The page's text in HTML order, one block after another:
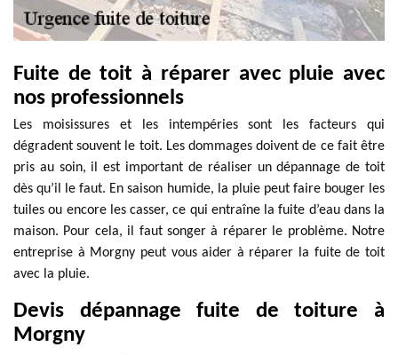
Fuite de toit à réparer avec pluie avec
nos professionnels
Les moisissures et les intempéries sont les facteurs qui
dégradent souvent le toit. Les dommages doivent de ce fait être
pris au soin, il est important de réaliser un dépannage de toit
dès qu’il le faut. En saison humide, la pluie peut faire bouger les
tuiles ou encore les casser, ce qui entraîne la fuite d’eau dans la
maison. Pour cela, il faut songer à réparer le problème. Notre
entreprise à Morgny peut vous aider à réparer la fuite de toit
avec la pluie.
Devis dépannage fuite de toiture à
Morgny